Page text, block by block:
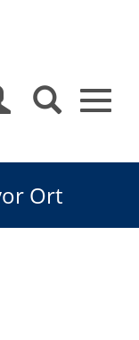
Toggle
Ort